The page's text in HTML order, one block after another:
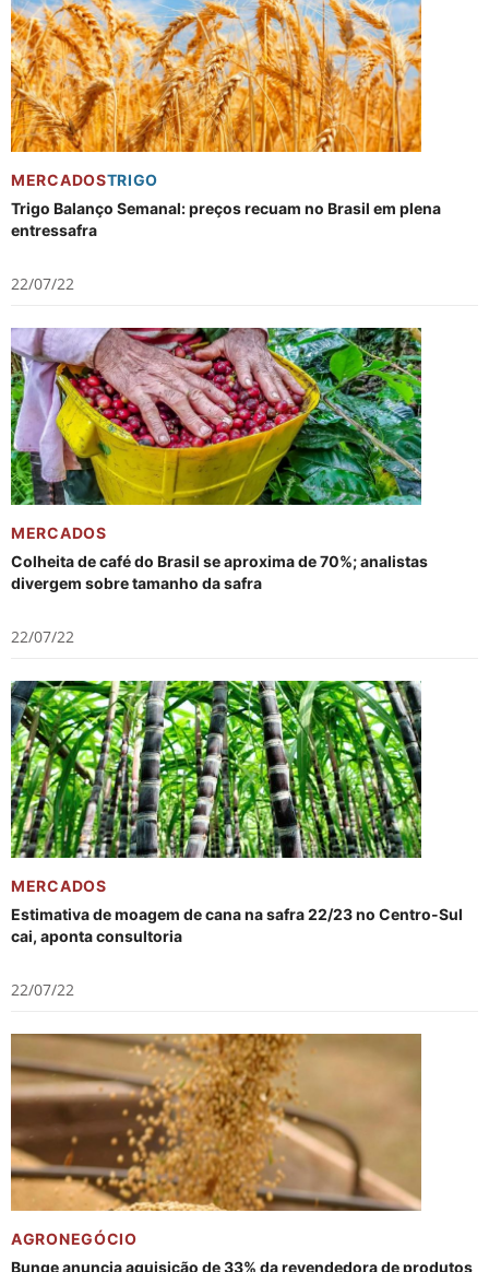
MERCADOSTRIGO
Trigo Balanço Semanal: preços recuam no Brasil em plena
entressafra
22/07/22
MERCADOS
Colheita de café do Brasil se aproxima de 70%; analistas
divergem sobre tamanho da safra
22/07/22
MERCADOS
Estimativa de moagem de cana na safra 22/23 no Centro-Sul
cai, aponta consultoria
22/07/22
AGRONEGÓCIO
Bunge anuncia aquisição de 33% da revendedora de produtos